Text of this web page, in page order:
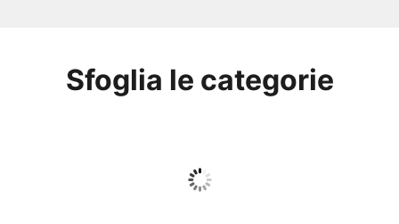
h
Sfoglia le categorie
Guarda tutto